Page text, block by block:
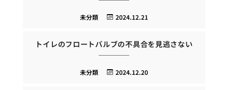
2024.12.21
未分類
トイレのフロートバルブの不具合を見逃さない
2024.12.20
未分類